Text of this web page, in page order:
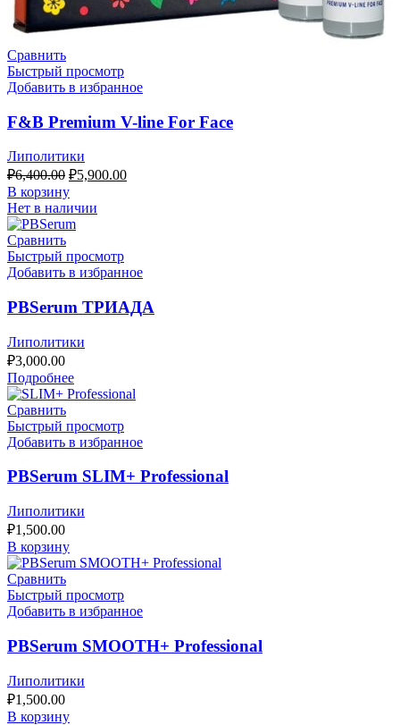
Сравнить
Быстрый просмотр
Добавить в избранное
F&B Premium V-line For Face
Липолитики
₽6,400.00 Первоначальная
цена
составляла
₽6,400.00.
₽5,900.00Текущая
В корзину
Нет в наличии
Сравнить
Быстрый просмотр
Добавить в избранное
PBSerum ТРИАДА
Липолитики
₽3,000.00
Подробнее
Сравнить
Быстрый просмотр
Добавить в избранное
PBSerum SLIM+ Professional
Липолитики
₽1,500.00
В корзину
Сравнить
Быстрый просмотр
Добавить в избранное
PBSerum SMOOTH+ Professional
Липолитики
₽1,500.00
В корзину